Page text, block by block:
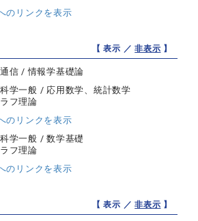
のリンクを表示
【 表示 ／非表示 】
信 / 情報学基礎論
学一般 / 応用数学、統計数学
フ理論
のリンクを表示
学一般 / 数学基礎
フ理論
のリンクを表示
【 表示 ／非表示 】